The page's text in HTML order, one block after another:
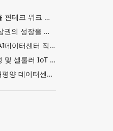
IBK기업은행, ‘2026 서울 핀테크 위크 데모데이 with IBK기업은행’ 참가기업 모집
KB금융, 데이터로 지역상권의 성장을 지원하는 ‘2026 KB상권활성화 인사이트’ 발간
LS일렉트릭, GS건설과 AI데이터센터 직류 배전 사업 협력
노르딕의 nRF9151, 위성 및 셀룰러 IoT 기반 새로운 차원의 커넥티드 기기 개발 지원
2026년 상반기 아시아태평양 데이터센터 파이프라인 26.5GW로 사상 최대 기록… 한국 수도권 데이터센터 시장도 임차·개발 수요 동반 확대